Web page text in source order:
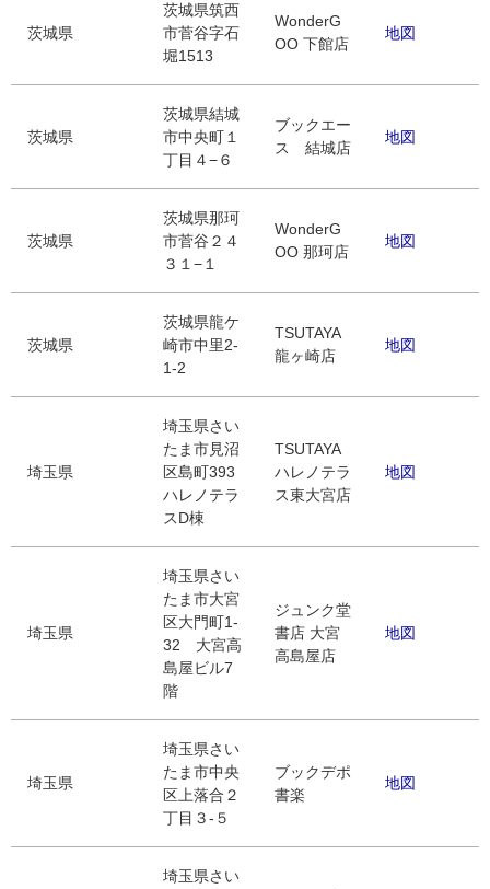
茨城県
茨城県筑西
市菅谷字石
堀1513
WonderG
OO 下館店
地図
茨城県
茨城県結城
市中央町１
丁目４−６
ブックエー
ス 結城店
地図
茨城県
茨城県那珂
市菅谷２４
３１−１
WonderG
OO 那珂店
地図
茨城県
茨城県龍ケ
崎市中里2-
1-2
TSUTAYA
龍ヶ崎店
地図
埼玉県
埼玉県さい
たま市見沼
区島町393
ハレノテラ
スD棟
TSUTAYA
ハレノテラ
ス東大宮店
地図
埼玉県
埼玉県さい
たま市大宮
区大門町1-
32 大宮高
島屋ビル7
階
ジュンク堂
書店 大宮
高島屋店
地図
埼玉県
埼玉県さい
たま市中央
区上落合２
丁目３-５
ブックデポ
書楽
地図
埼玉県さい